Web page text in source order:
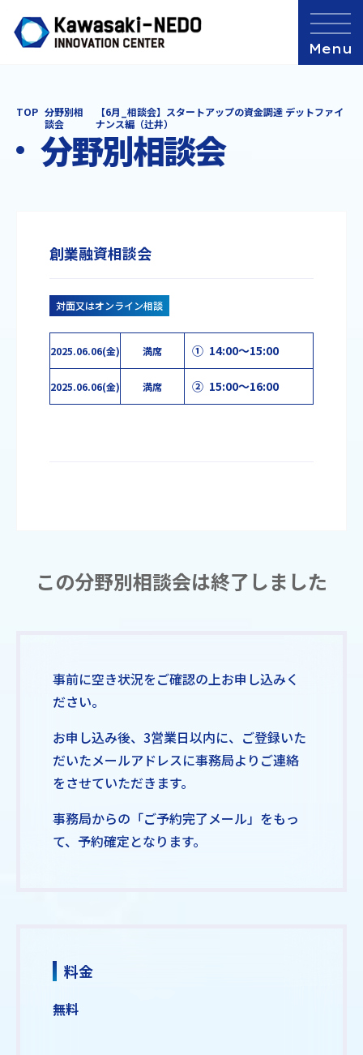
TOP 分野別相
談会
【6月_相談会】スタートアップの資金調達 デットファイ
ナンス編（辻井）
分野別相談会
創業融資相談会
対面又はオンライン相談
2025.06.06(金) 満席 ① 14:00～15:00
2025.06.06(金) 満席 ② 15:00～16:00
この分野別相談会は終了しました
事前に空き状況をご確認の上お申し込みく
ださい。
お申し込み後、3営業日以内に、ご登録いた
だいたメールアドレスに事務局よりご連絡
をさせていただきます。
事務局からの「ご予約完了メール」をもっ
て、予約確定となります。
料金
無料